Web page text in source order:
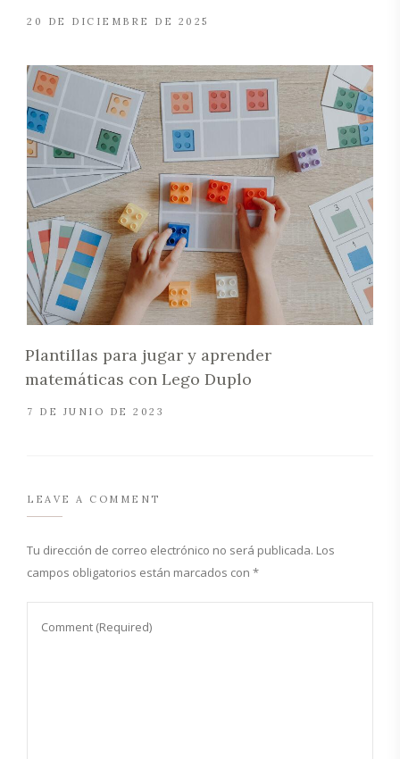
20 DE DICIEMBRE DE 2025
Plantillas para jugar y aprender
matemáticas con Lego Duplo
7 DE JUNIO DE 2023
LEAVE A COMMENT
Tu dirección de correo electrónico no será publicada. Los
campos obligatorios están marcados con *